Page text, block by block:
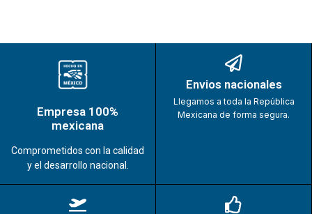
Empresa 100%
mexicana
Comprometidos con la calidad
y el desarrollo nacional.
Envios nacionales
Llegamos a toda la República
Mexicana de forma segura.